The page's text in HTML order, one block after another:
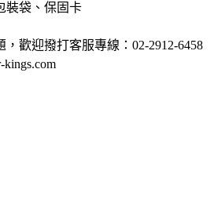
裝袋、保固卡
歡迎撥打客服專線：02-2912-6458
kings.com